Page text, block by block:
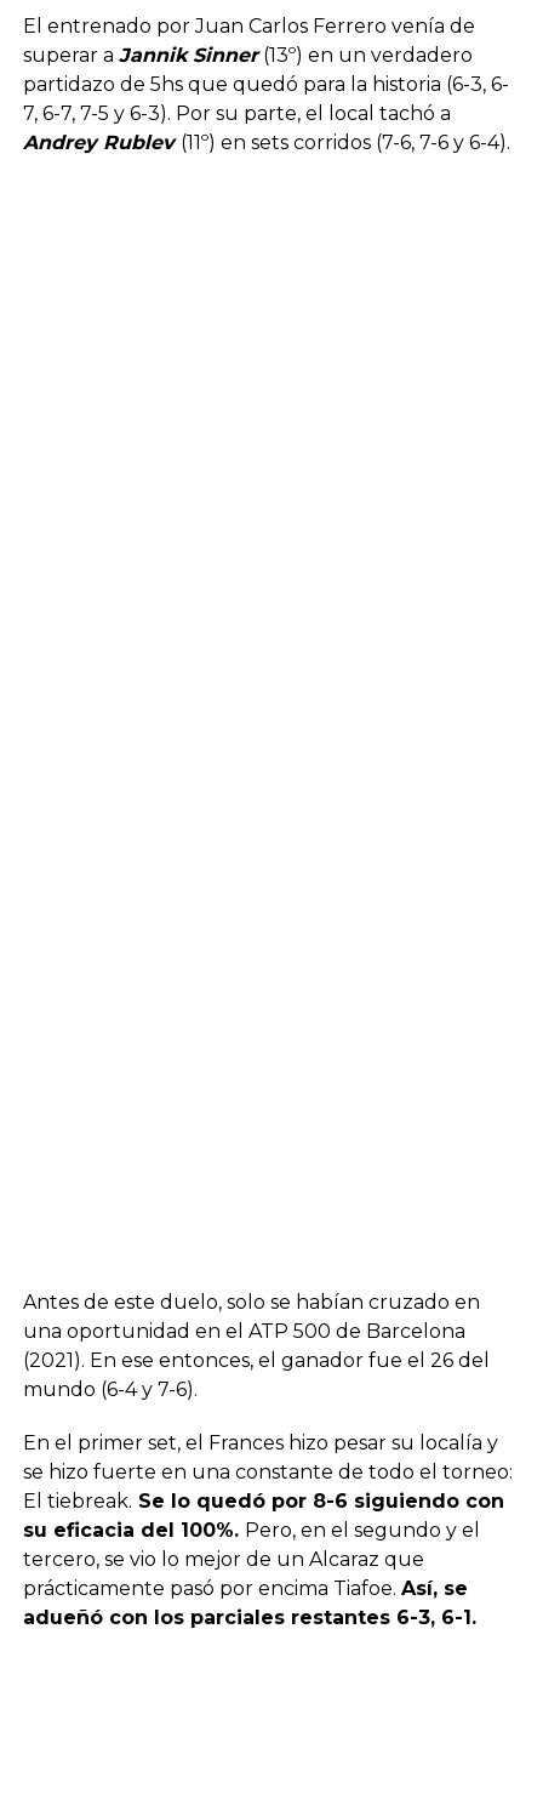
El entrenado por Juan Carlos Ferrero venía de
superar a Jannik Sinner(13º) en un verdadero
partidazo de 5hs que quedó para la historia (6-3, 6-
7, 6-7, 7-5 y 6-3). Por su parte, el local tachó a
Andrey Rublev (11º) en sets corridos (7-6, 7-6 y 6-4).
Antes de este duelo, solo se habían cruzado en
una oportunidad en el ATP 500 de Barcelona
(2021). En ese entonces, el ganador fue el 26 del
mundo (6-4 y 7-6).
En el primer set, el Frances hizo pesar su localía y
se hizo fuerte en una constante de todo el torneo:
El tiebreak. Se lo quedó por 8-6 siguiendo con
su eficacia del 100%. Pero, en el segundo y el
tercero, se vio lo mejor de un Alcaraz que
prácticamente pasó por encima Tiafoe. Así, se
adueñó con los parciales restantes 6-3, 6-1.